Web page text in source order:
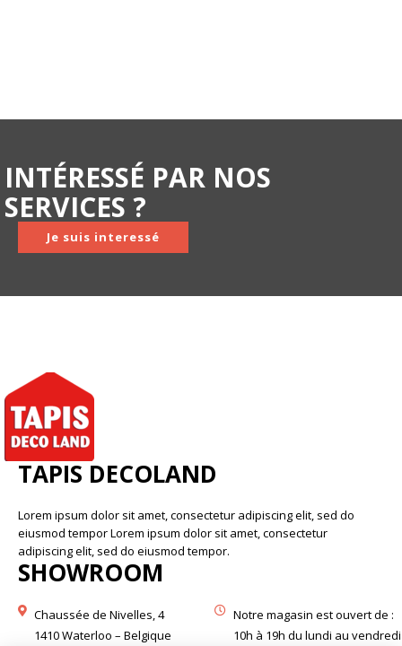
INTÉRESSÉ PAR NOS
SERVICES ?
Je suis interessé
TAPIS DECOLAND
Lorem ipsum dolor sit amet, consectetur adipiscing elit, sed do
eiusmod tempor Lorem ipsum dolor sit amet, consectetur
adipiscing elit, sed do eiusmod tempor.
SHOWROOM
Chaussée de Nivelles, 4
1410 Waterloo – Belgique
Notre magasin est ouvert de :
10h à 19h du lundi au vendredi